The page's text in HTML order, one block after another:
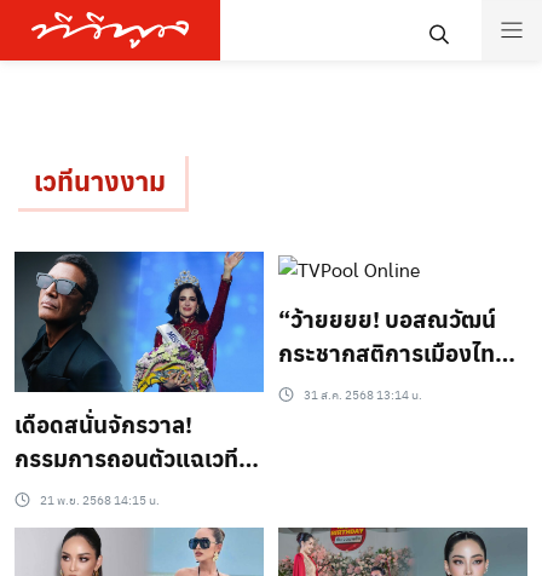
เวทีนางงาม
เดือดสนั่นจักรวาล!
กรรมการถอนตัวแฉเวที
Miss Universe 2025
“ล็อกมง”? ซัดตรง ๆ
“Miss Mexico is a Fake
21 พ.ย. 2568 14:15 น.
“ว้ายยยย! บอสณวัฒน์
กระชากสติการเมืองไทย –
ลั่น “พรรคประชาชนจะ
31 ส.ค. 2568 13:14 น.